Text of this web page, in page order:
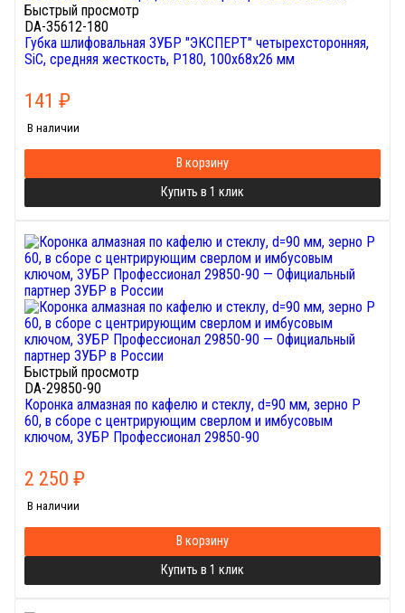
Быстрый просмотр
DA-35612-180
Губка шлифовальная ЗУБР "ЭКСПЕРТ" четырехсторонняя,
SiC, средняя жесткость, Р180, 100х68х26 мм
141 ₽
В наличии
В корзину
Купить в 1 клик
Быстрый просмотр
DA-29850-90
Коронка алмазная по кафелю и стеклу, d=90 мм, зерно Р
60, в сборе с центрирующим сверлом и имбусовым
ключом, ЗУБР Профессионал 29850-90
2 250 ₽
В наличии
В корзину
Купить в 1 клик